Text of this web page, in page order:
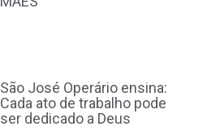
São José Operário ensina:
Cada ato de trabalho pode
ser dedicado a Deus